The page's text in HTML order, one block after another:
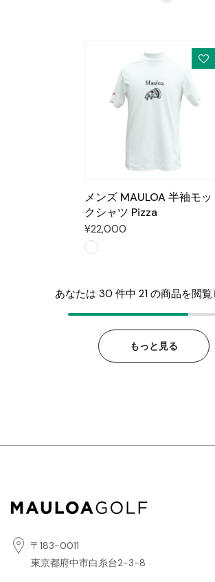
メンズ MAULOA 半袖モッ
クシャツ Pizza
¥22,000
あなたは 30 件中 21 の商品を閲覧
もっと見る
〒183-0011
東京都府中市白糸台2-3-8